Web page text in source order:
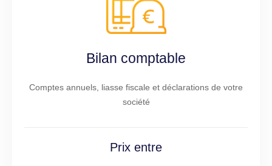
Bilan comptable
Comptes annuels, liasse fiscale et déclarations de votre
société
Prix entre